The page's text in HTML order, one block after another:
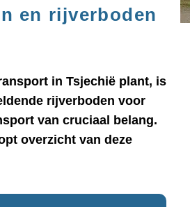
en rijverboden
in Tsjechië plant, is
rijverboden voor
van cruciaal belang.
overzicht van deze